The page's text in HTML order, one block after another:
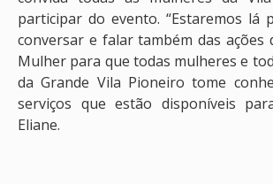
participar do evento. “Estaremos lá
conversar e falar também das ações
Mulher para que todas mulheres e
da Grande Vila Pioneiro tome
serviços que estão disponíveis
Eliane.